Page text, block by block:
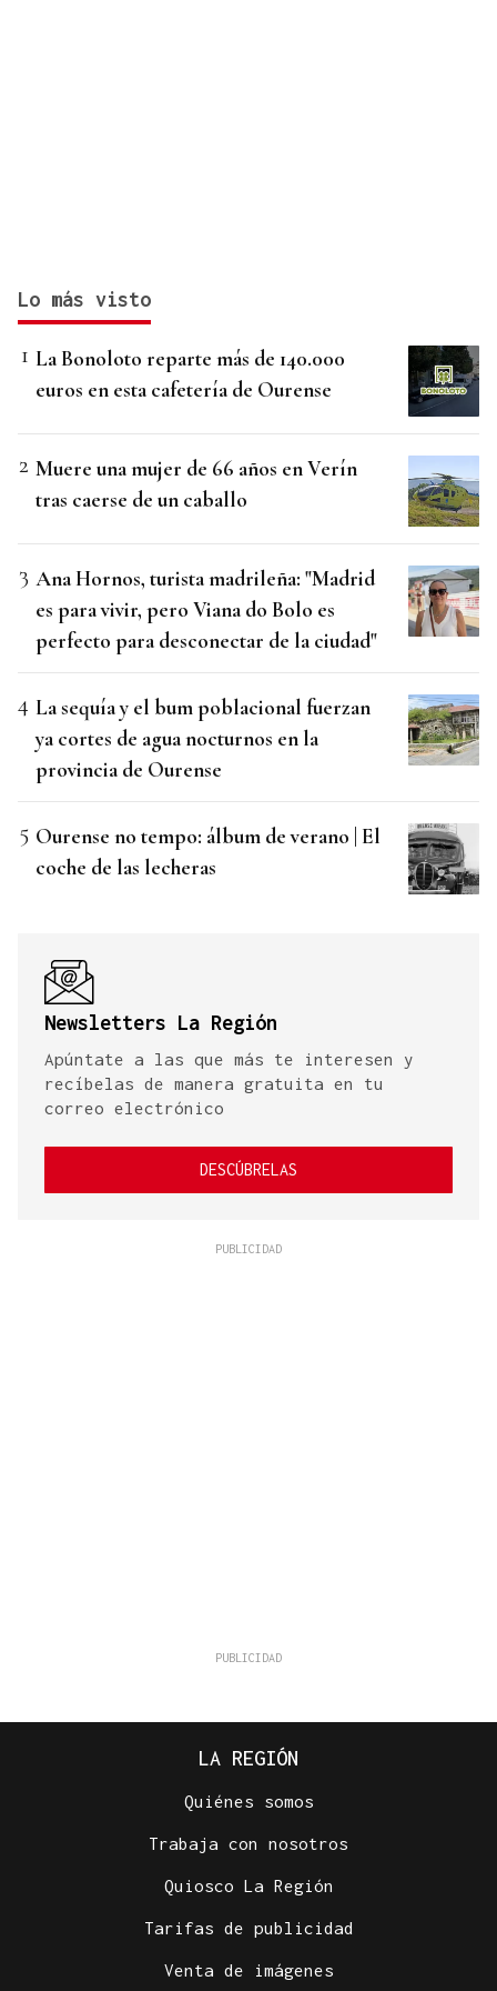
Lo más visto
La Bonoloto reparte más de 140.000
euros en esta cafetería de Ourense
Muere una mujer de 66 años en Verín
tras caerse de un caballo
Ana Hornos, turista madrileña: "Madrid
es para vivir, pero Viana do Bolo es
perfecto para desconectar de la ciudad"
La sequía y el bum poblacional fuerzan
ya cortes de agua nocturnos en la
provincia de Ourense
Ourense no tempo: álbum de verano | El
coche de las lecheras
Newsletters La Región
Apúntate a las que más te interesen y
recíbelas de manera gratuita en tu
correo electrónico
DESCÚBRELAS
LA REGIÓN
Quiénes somos
Trabaja con nosotros
Quiosco La Región
Tarifas de publicidad
Venta de imágenes